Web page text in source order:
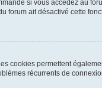
si vous accédez au
forum ait désactivé cette
cookies permettent
récurrents de